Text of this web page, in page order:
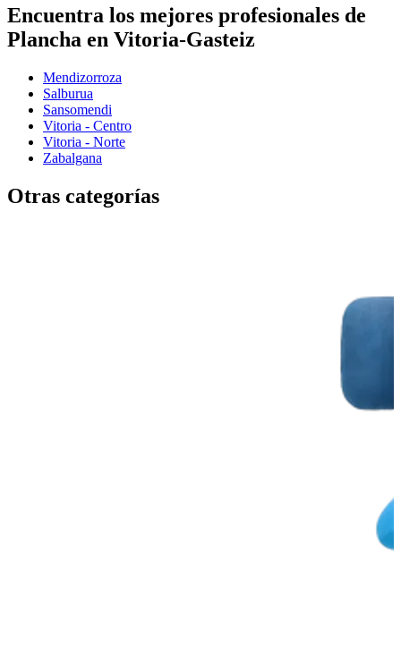
Encuentra los mejores profesionales de
Plancha en Vitoria-Gasteiz
Mendizorroza
Salburua
Sansomendi
Vitoria - Centro
Vitoria - Norte
Zabalgana
Otras categorías